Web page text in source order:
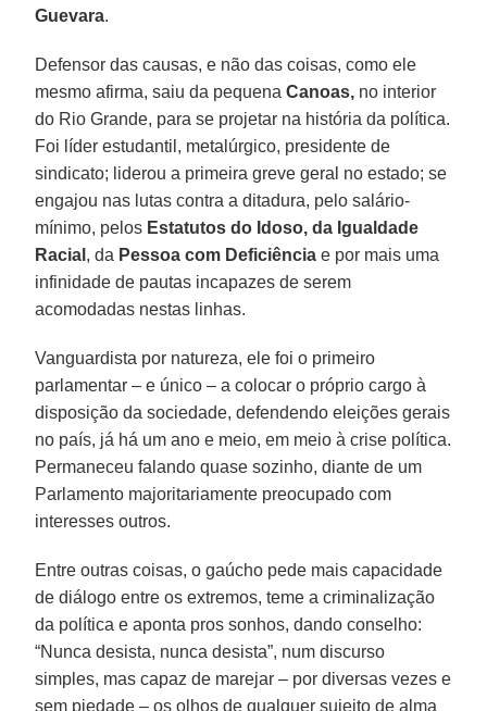
Guevara.
Defensor das causas, e não das coisas, como ele
mesmo afirma, saiu da pequenaCanoas, no interior
do Rio Grande, para se projetar na história da política.
Foi líder estudantil, metalúrgico, presidente de
sindicato; liderou a primeira greve geral no estado; se
engajou nas lutas contra a ditadura, pelo salário-
mínimo, pelos Estatutos do Idoso, da Igualdade
Racial , da Pessoa com Deficiência e por mais uma
infinidade de pautas incapazes de serem
acomodadas nestas linhas.
Vanguardista por natureza, ele foi o primeiro
parlamentar – e único – a colocar o próprio cargo à
disposição da sociedade, defendendo eleições gerais
no país, já há um ano e meio, em meio à crise política.
Permaneceu falando quase sozinho, diante de um
Parlamento majoritariamente preocupado com
interesses outros.
Entre outras coisas, o gaúcho pede mais capacidade
de diálogo entre os extremos, teme a criminalização
da política e aponta pros sonhos, dando conselho:
“Nunca desista, nunca desista”, num discurso
simples, mas capaz de marejar – por diversas vezes e
sem piedade – os olhos de qualquer sujeito de alma